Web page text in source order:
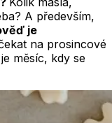
A především,
je
na prosincové
měsíc, kdy se